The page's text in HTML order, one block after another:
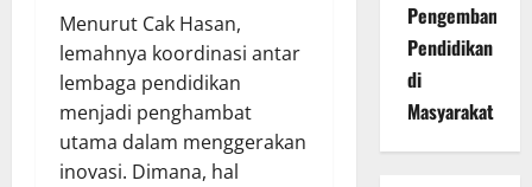
Menurut Cak Hasan,
lemahnya koordinasi antar
lembaga pendidikan
menjadi penghambat
utama dalam menggerakan
inovasi. Dimana, hal
Pengembangan
Pendidikan
di
Masyarakat